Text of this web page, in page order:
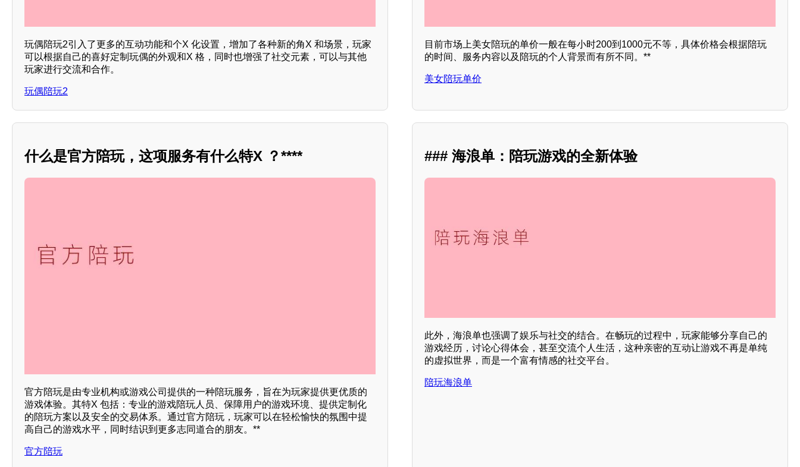
玩偶陪玩2引入了更多的互动功能和个X 化设置，增加了各种新的角X 和场景，玩家
可以根据自己的喜好定制玩偶的外观和X 格，同时也增强了社交元素，可以与其他
玩家进行交流和合作。
玩偶陪玩2
目前市场上美女陪玩的单价一般在每小时200到1000元不等，具体价格会根据陪玩
的时间、服务内容以及陪玩的个人背景而有所不同。**
美女陪玩单价
什么是官方陪玩，这项服务有什么特X ？****
官方陪玩是由专业机构或游戏公司提供的一种陪玩服务，旨在为玩家提供更优质的
游戏体验。其特X 包括：专业的游戏陪玩人员、保障用户的游戏环境、提供定制化
的陪玩方案以及安全的交易体系。通过官方陪玩，玩家可以在轻松愉快的氛围中提
高自己的游戏水平，同时结识到更多志同道合的朋友。**
官方陪玩
### 海浪单：陪玩游戏的全新体验
此外，海浪单也强调了娱乐与社交的结合。在畅玩的过程中，玩家能够分享自己的
游戏经历，讨论心得体会，甚至交流个人生活，这种亲密的互动让游戏不再是单纯
的虚拟世界，而是一个富有情感的社交平台。
陪玩海浪单